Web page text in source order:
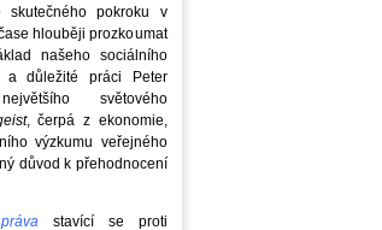
skutečného pokroku v
hlouběji prozkoumat
našeho sociálního
a důležité práci Peter
světového
, čerpá z ekonomie,
výzkumu veřejného
důvod k přehodnocení
stavící se proti